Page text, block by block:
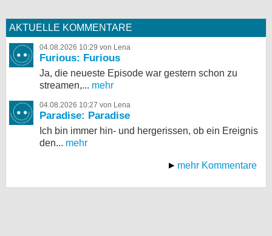
AKTUELLE KOMMENTARE
04.08.2026 10:29 von Lena
Furious: Furious
Ja, die neueste Episode war gestern schon zu
streamen,... mehr
04.08.2026 10:27 von Lena
Paradise: Paradise
Ich bin immer hin- und hergerissen, ob ein Ereignis
den... mehr
mehr Kommentare